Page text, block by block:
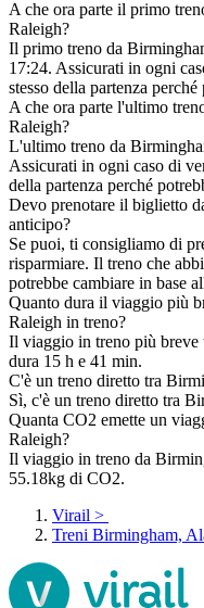
A che ora parte il primo
Raleigh?
Il primo treno da
17:24. Assicurati in ogni
stesso della partenza
A che ora parte l'ultimo
Raleigh?
L'ultimo treno da
Assicurati in ogni caso di
della partenza perché
Devo prenotare il biglietto
anticipo?
Se puoi, ti consigliamo di
risparmiare. Il treno che
potrebbe cambiare in base
Quanto dura il viaggio più
Raleigh in treno?
Il viaggio in treno più breve
dura 15 h e 41 min.
C'è un treno diretto tra
Sì, c'è un treno diretto tra
Quanta CO2 emette un
Raleigh?
Il viaggio in treno da
55.18kg di CO2.
Virail >
Treni Birmingham,